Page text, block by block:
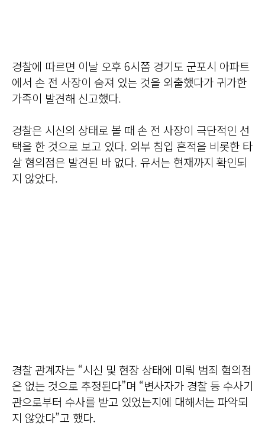
경찰에 따르면 이날 오후 6시쯤 경기도 군포시 아파트
에서 손 전 사장이 숨져 있는 것을 외출했다가 귀가한
가족이 발견해 신고했다.
경찰은 시신의 상태로 볼 때 손 전 사장이 극단적인 선
택을 한 것으로 보고 있다. 외부 침입 흔적을 비롯한 타
살 혐의점은 발견된 바 없다. 유서는 현재까지 확인되
지 않았다.
경찰 관계자는 “시신 및 현장 상태에 미뤄 범죄 혐의점
은 없는 것으로 추정된다”며 “변사자가 경찰 등 수사기
관으로부터 수사를 받고 있었는지에 대해서는 파악되
지 않았다”고 했다.